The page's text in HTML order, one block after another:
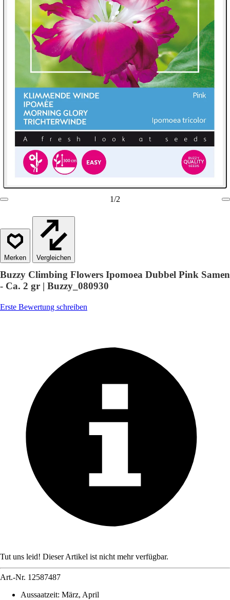
1/2
Vergleichen
Buzzy Climbing Flowers Ipomoea Dubbel Pink Samen
- Ca. 2 gr | Buzzy_080930
Erste Bewertung schreiben
Tut uns leid! Dieser Artikel ist nicht mehr verfügbar.
Art.-Nr. 12587487
Aussaatzeit: März, April